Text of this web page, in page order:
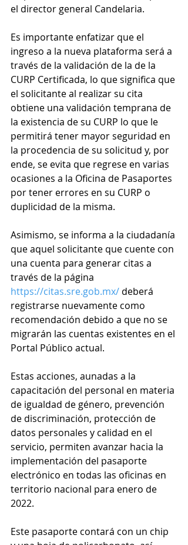
el director general Candelaria.
Es importante enfatizar que el
ingreso a la nueva plataforma será a
través de la validación de la de la
CURP Certificada, lo que significa que
el solicitante al realizar su cita
obtiene una validación temprana de
la existencia de su CURP lo que le
permitirá tener mayor seguridad en
la procedencia de su solicitud y, por
ende, se evita que regrese en varias
ocasiones a la Oficina de Pasaportes
por tener errores en su CURP o
duplicidad de la misma.
Asimismo, se informa a la ciudadanía
que aquel solicitante que cuente con
una cuenta para generar citas a
través de la página
https://citas.sre.gob.mx/ deberá
registrarse nuevamente como
recomendación debido a que no se
migrarán las cuentas existentes en el
Portal Público actual.
Estas acciones, aunadas a la
capacitación del personal en materia
de igualdad de género, prevención
de discriminación, protección de
datos personales y calidad en el
servicio, permiten avanzar hacia la
implementación del pasaporte
electrónico en todas las oficinas en
territorio nacional para enero de
2022.
Este pasaporte contará con un chip